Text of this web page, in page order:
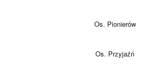
Os. Pionierów
Os. Przyjaźń